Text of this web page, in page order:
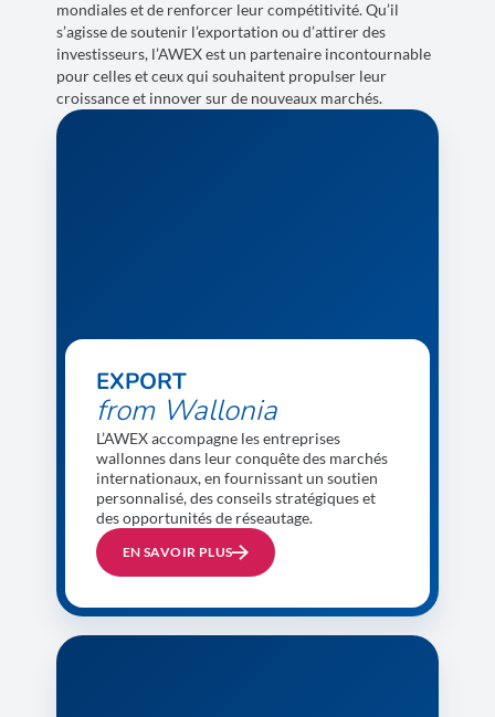
mondiales et de renforcer leur compétitivité. Qu’il
s’agisse de soutenir l’exportation ou d’attirer des
investisseurs, l’AWEX est un partenaire incontournable
pour celles et ceux qui souhaitent propulser leur
croissance et innover sur de nouveaux marchés.
EXPORT
from Wallonia
L’AWEX accompagne les entreprises
wallonnes dans leur conquête des marchés
internationaux, en fournissant un soutien
personnalisé, des conseils stratégiques et
des opportunités de réseautage.
EN SAVOIR PLUS